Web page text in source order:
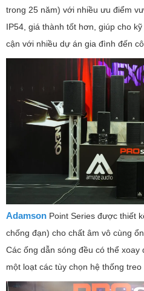
trong 25 năm) với nhiều ưu điểm
IP54, giá thành tốt hơn, giúp cho
cận với nhiều dự án gia đình đến
Adamson Point Series được thiết
chống đạn) cho chất âm vô cùng
Các ống dẫn sóng đều có thể
một loạt các tùy chọn hệ thống treo